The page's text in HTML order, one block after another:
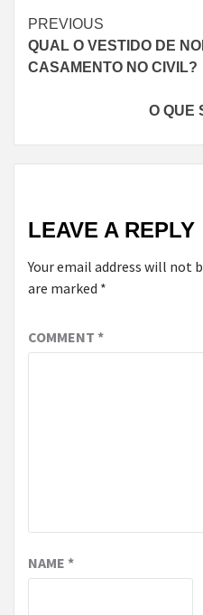
Continue
Reading
PREVIOUS
QUAL O VESTIDO DE
CASAMENTO NO CIVIL?
O QUE
LEAVE A REPLY
Your email address will not
are marked *
COMMENT *
NAME *